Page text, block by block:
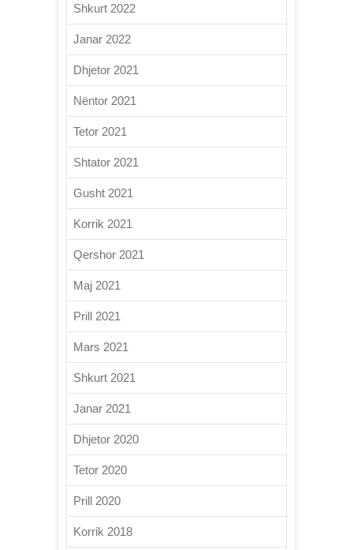
Shkurt 2022
Janar 2022
Dhjetor 2021
Nëntor 2021
Tetor 2021
Shtator 2021
Gusht 2021
Korrik 2021
Qershor 2021
Maj 2021
Prill 2021
Mars 2021
Shkurt 2021
Janar 2021
Dhjetor 2020
Tetor 2020
Prill 2020
Korrik 2018